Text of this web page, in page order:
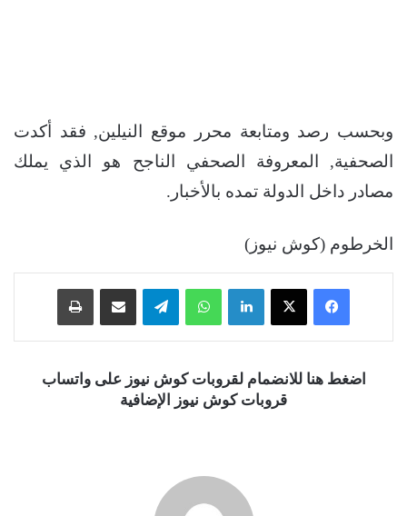
وبحسب رصد ومتابعة محرر موقع النيلين, فقد أكدت
الصحفية, المعروفة الصحفي الناجح هو الذي يملك
مصادر داخل الدولة تمده بالأخبار.
الخرطوم (كوش نيوز)
فيسبوك ‫X لينكدإن واتساب تيلقرام
اضغط هنا للانضمام لقروبات كوش نيوز على واتساب
قروبات كوش نيوز الإضافية